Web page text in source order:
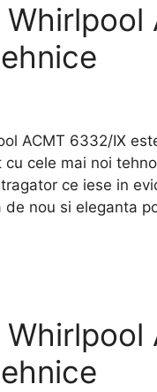
ACMT 6332/IX
cele mai noi
ce iese in
de nou si eleganta